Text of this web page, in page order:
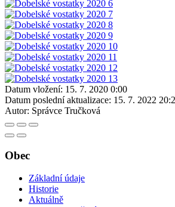
Datum vložení: 15. 7. 2020 0:00
Datum poslední aktualizace: 15. 7. 2022
Autor: Správce Tručková
Obec
Základní údaje
Historie
Aktuálně